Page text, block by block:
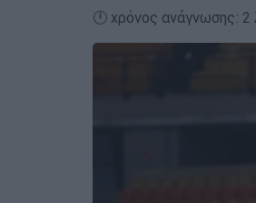
🕛 χρόνος ανάγνωσης: